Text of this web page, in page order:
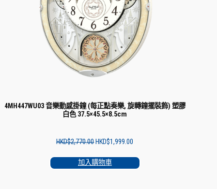
4MH447WU03 音樂動感掛鐘 (每正點奏樂, 旋轉鐘擺裝飾) 塑膠
白色 37.5×45.5×8.5cm
HKD$2,770.00Original
was:
HKD$1,999.00
is:
加入購物車